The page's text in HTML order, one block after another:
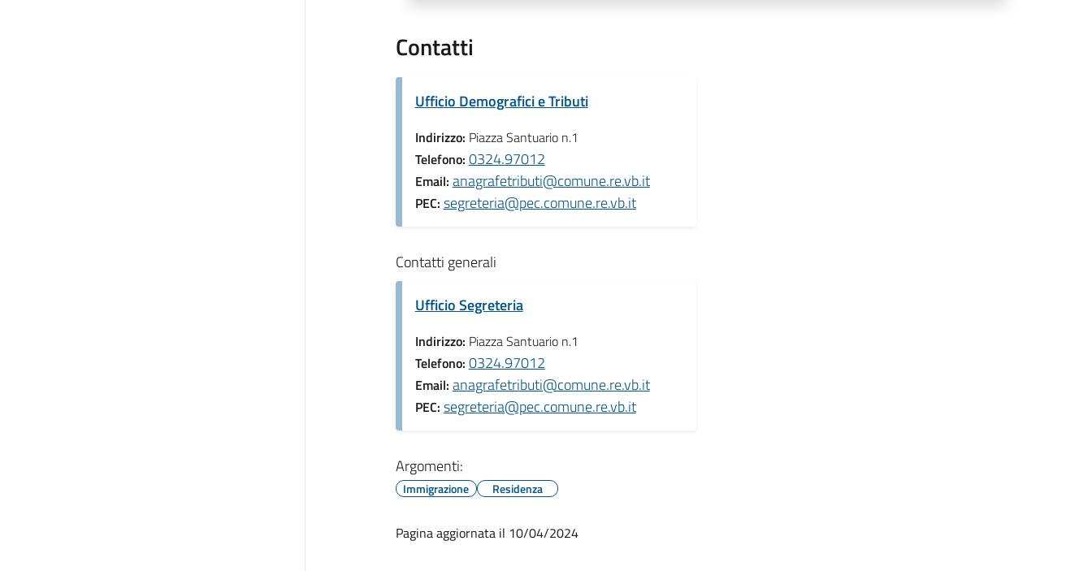
Contatti
Ufficio Demografici e Tributi
Indirizzo: Piazza Santuario n.1
Telefono: 0324.97012
Email: anagrafetributi@comune.re.vb.it
PEC: segreteria@pec.comune.re.vb.it
Contatti generali
Ufficio Segreteria
Indirizzo: Piazza Santuario n.1
Telefono: 0324.97012
Email: anagrafetributi@comune.re.vb.it
PEC: segreteria@pec.comune.re.vb.it
Argomenti:
Immigrazione Residenza
Pagina aggiornata il 10/04/2024